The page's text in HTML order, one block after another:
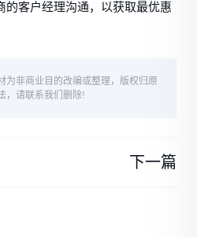
的客户经理沟通，以获取最优惠
为非商业目的改编或整理，版权归原
，请联系我们删除!
下一篇